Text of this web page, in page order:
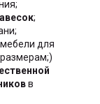
;
для
в